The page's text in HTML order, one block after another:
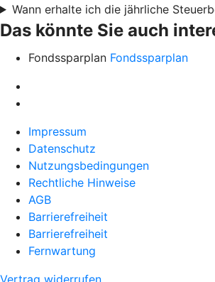
Wann erhalte ich die jährliche
Das könnte Sie auch
Fondssparplan Fondssparplan
Impressum
Datenschutz
Nutzungsbedingungen
Rechtliche Hinweise
AGB
Barrierefreiheit
Barrierefreiheit
Fernwartung
Vertrag widerrufen